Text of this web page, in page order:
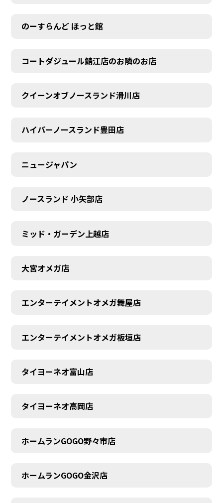
AUDITION
のーすらんど ほっと館
コートダジュール鯖江店のお隣のお店
クイーンオブノースランド滑川店
ハイパーノースランド豊田店
ニュージャパン
ノースランド 小矢部店
ミッド・ガーデン上越店
大宮オメガ店
エンターテイメントオメガ舞屋店
エンターテイメントオメガ板垣店
タイヨーネオ富山店
タイヨーネオ高岡店
ホームランGOGO野々市店
ホームランGOGO金沢店